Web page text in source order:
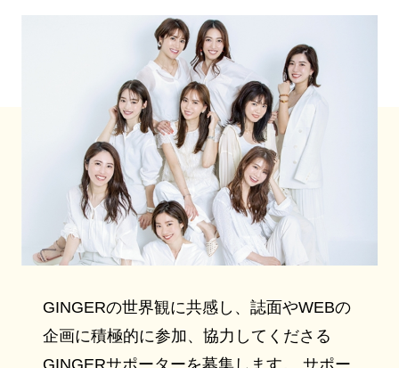
GINGERの世界観に共感し、誌面やWEBの
企画に積極的に参加、協力してくださる